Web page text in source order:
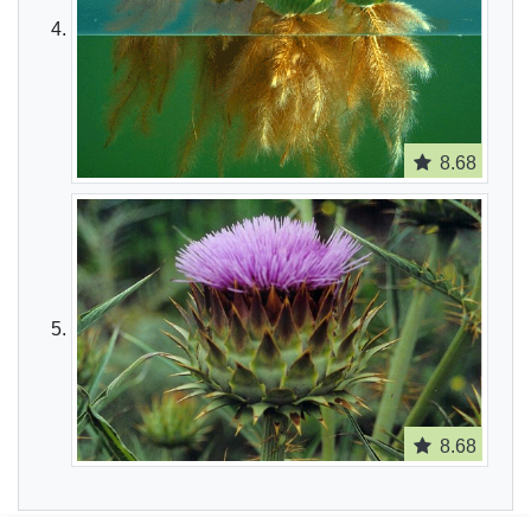
8.68
8.68